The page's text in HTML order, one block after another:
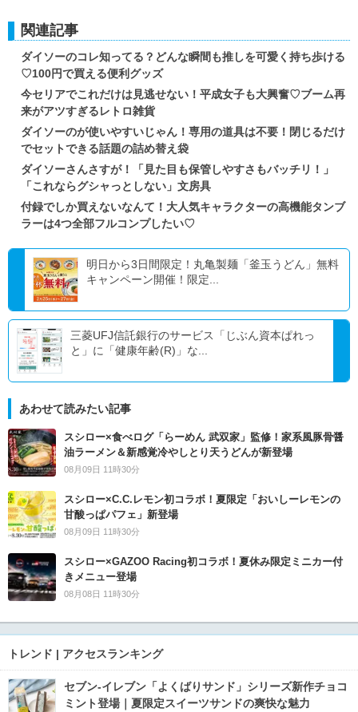
関連記事
ダイソーのコレ知ってる？どんな瞬間も推しを可愛く持ち歩ける
♡100円で買える便利グッズ
今セリアでこれだけは見逃せない！平成女子も大興奮♡ブーム再
来がアツすぎるレトロ雑貨
ダイソーのが使いやすいじゃん！専用の道具は不要！閉じるだけ
でセットできる話題の詰め替え袋
ダイソーさんさすが！「見た目も保管しやすさもバッチリ！」
「これならグシャっとしない」文房具
付録でしか買えないなんて！大人気キャラクターの高機能タンブ
ラーは4つ全部フルコンプしたい♡
明日から3日間限定！丸亀製麺「釜玉うどん」無料
キャンペーン開催！限定...
三菱UFJ信託銀行のサービス「じぶん資本ぱれっ
と」に「健康年齢(R)」な...
あわせて読みたい記事
スシロー×食べログ「らーめん 武双家」監修！家系風豚骨醤
油ラーメン＆新感覚冷やしとり天うどんが新登場
08月09日 11時30分
スシロー×C.C.レモン初コラボ！夏限定「おいしーレモンの
甘酸っぱパフェ」新登場
08月09日 11時30分
スシロー×GAZOO Racing初コラボ！夏休み限定ミニカー付
きメニュー登場
08月08日 11時30分
トレンド | アクセスランキング
セブン‐イレブン「よくばりサンド」シリーズ新作チョコ
ミント登場｜夏限定スイーツサンドの爽快な魅力